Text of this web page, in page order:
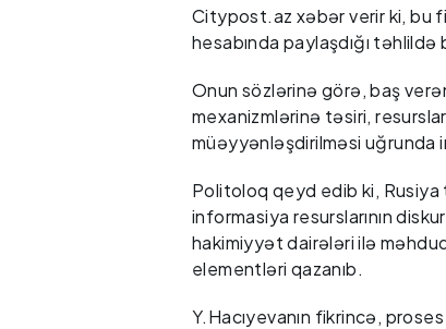
Citypost.az xəbər verir ki, bu
hesabında paylaşdığı təhlildə
Onun sözlərinə görə, baş
mexanizmlərinə təsiri,
müəyyənləşdirilməsi uğrunda
Politoloq qeyd edib ki, Rusiya
informasiya resurslarının
hakimiyyət dairələri ilə
elementləri qazanıb.
Y.Hacıyevanın fikrincə,